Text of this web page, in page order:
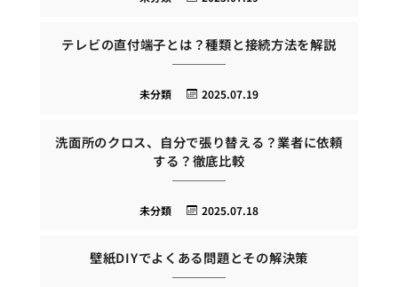
テレビの直付端子とは？種類と接続方法を解説
2025.07.19
未分類
洗面所のクロス、自分で張り替える？業者に依頼
する？徹底比較
2025.07.18
未分類
壁紙DIYでよくある問題とその解決策